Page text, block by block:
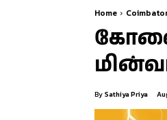
Home
By Sathiya Priya